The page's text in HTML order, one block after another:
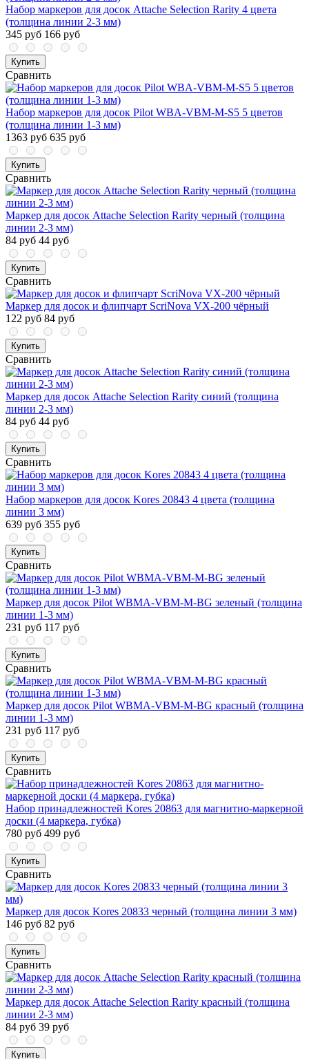
Набор маркеров для досок Attache Selection Rarity 4 цвета
(толщина линии 2-3 мм)
345 руб 166 руб
Купить
Сравнить
Набор маркеров для досок Pilot WBA-VBM-M-S5 5 цветов
(толщина линии 1-3 мм)
1363 руб 635 руб
Купить
Сравнить
Маркер для досок Attache Selection Rarity черный (толщина
линии 2-3 мм)
84 руб 44 руб
Купить
Сравнить
Маркер для досок и флипчарт ScriNova VX-200 чёрный
122 руб 84 руб
Купить
Сравнить
Маркер для досок Attache Selection Rarity синий (толщина
линии 2-3 мм)
84 руб 44 руб
Купить
Сравнить
Набор маркеров для досок Kores 20843 4 цвета (толщина
линии 3 мм)
639 руб 355 руб
Купить
Сравнить
Маркер для досок Pilot WBMA-VBM-M-BG зеленый (толщина
линии 1-3 мм)
231 руб 117 руб
Купить
Сравнить
Маркер для досок Pilot WBMA-VBM-M-BG красный (толщина
линии 1-3 мм)
231 руб 117 руб
Купить
Сравнить
Набор принадлежностей Kores 20863 для магнитно-маркерной
доски (4 маркера, губка)
780 руб 499 руб
Купить
Сравнить
Маркер для досок Kores 20833 черный (толщина линии 3 мм)
146 руб 82 руб
Купить
Сравнить
Маркер для досок Attache Selection Rarity красный (толщина
линии 2-3 мм)
84 руб 39 руб
Купить